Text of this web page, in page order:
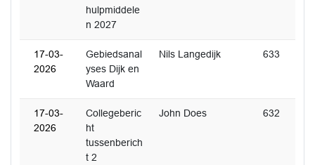
hulpmiddele
n 2027
17-03-
2026
Gebiedsanal
yses Dijk en
Waard
Nils Langedijk 633
17-03-
2026
Collegeberic
ht
tussenberich
t 2
John Does 632